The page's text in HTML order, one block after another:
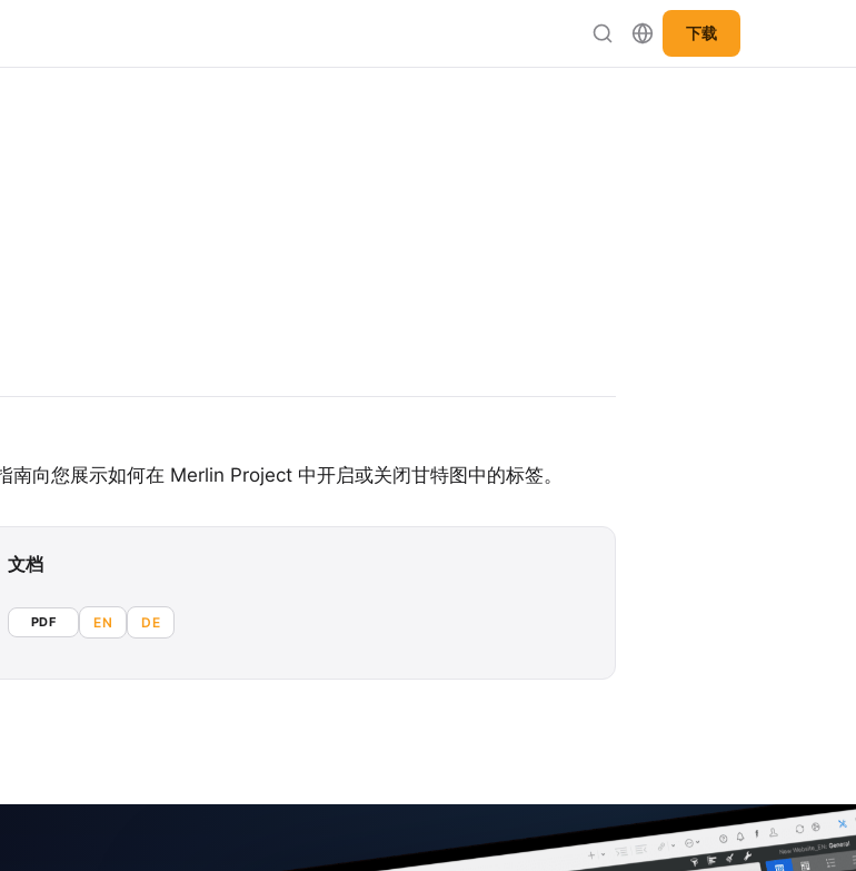
下载
南向您展示如何在 Merlin Project 中开启或关闭甘特图中的标签。
文档
PDF EN DE